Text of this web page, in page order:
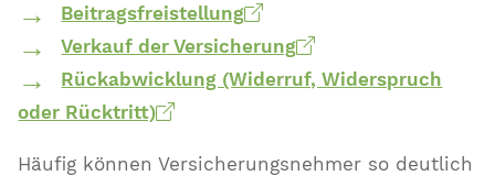
Beitragsfreistellung
Verkauf der Versicherung
Rückabwicklung (Widerruf, Widerspruch
oder Rücktritt)
Häufig können Versicherungsnehmer so deutlich